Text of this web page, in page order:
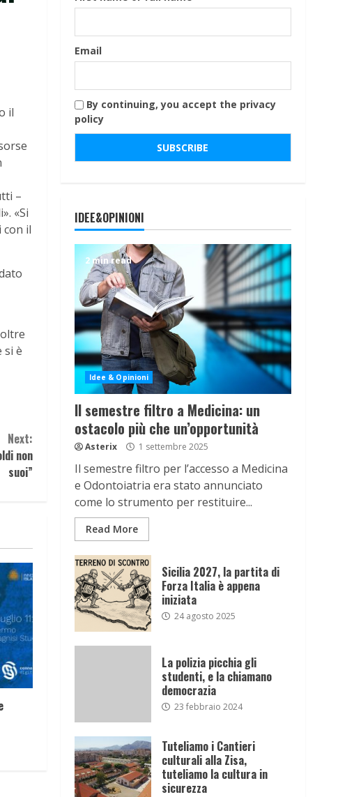
il
–
«Si
con il
si è
Next:
non
suoi”
Email
By continuing, you accept the privacy
policy
IDEE&OPINIONI
2 min read
Idee & Opinioni
Il semestre filtro a Medicina: un
ostacolo più che un’opportunità
Asterix 1 settembre 2025
Il semestre filtro per l’accesso a Medicina
e Odontoiatria era stato annunciato
come lo strumento per restituire...
Read More
Sicilia 2027, la partita di
Forza Italia è appena
iniziata
24 agosto 2025
La polizia picchia gli
studenti, e la chiamano
democrazia
23 febbraio 2024
Tuteliamo i Cantieri
culturali alla Zisa,
tuteliamo la cultura in
sicurezza